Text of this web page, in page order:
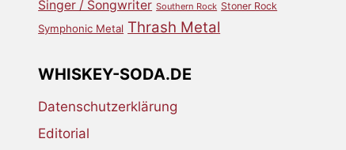
Singer / Songwriter Southern Rock Stoner Rock
Symphonic Metal Thrash Metal
WHISKEY-SODA.DE
Datenschutzerklärung
Editorial